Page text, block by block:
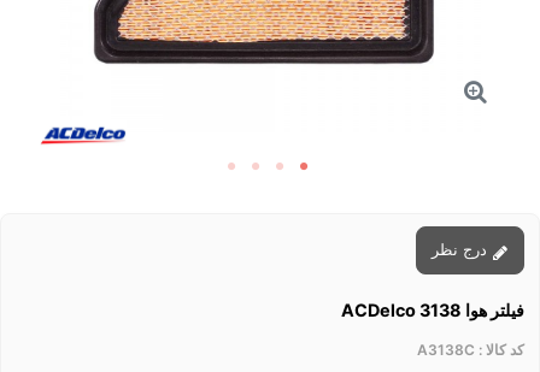
فیلتر هوا ACDelco 3138
کد کالا : A3138C